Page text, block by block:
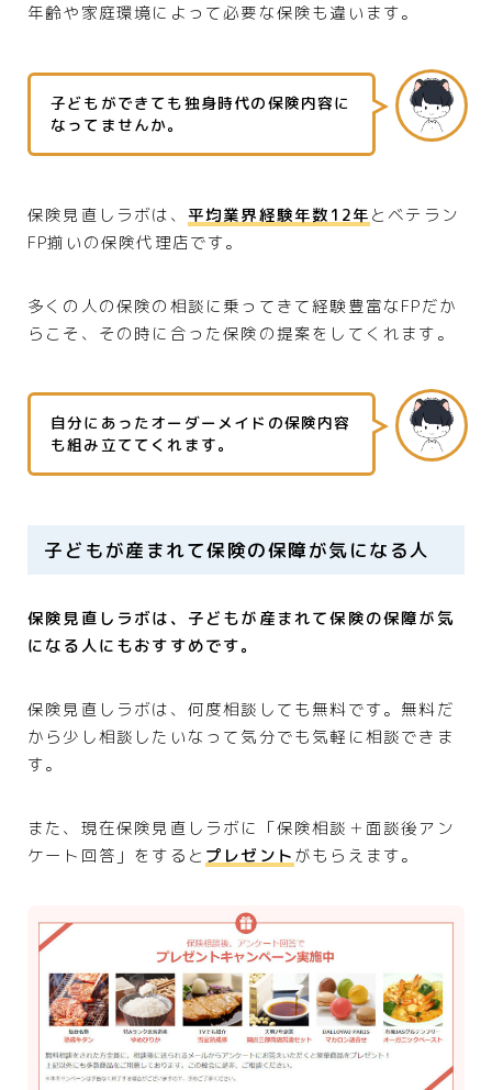
年齢や家庭環境によって必要な保険も違います。
子どもができても独身時代の保険内容に
なってませんか。
保険見直しラボは、 平均業界経験年数12年とベテラン
FP揃いの保険代理店です。
多くの人の保険の相談に乗ってきて経験豊富なFPだか
らこそ、その時に合った保険の提案をしてくれます。
自分にあったオーダーメイドの保険内容
も組み立ててくれます。
子どもが産まれて保険の保障が気になる人
保険見直しラボは、子どもが産まれて保険の保障が気
になる人にもおすすめです。
保険見直しラボは、何度相談しても無料です。無料だ
から少し相談したいなって気分でも気軽に相談できま
す。
また、現在保険見直しラボに「保険相談＋面談後アン
ケート回答」をすると プレゼントがもらえます。